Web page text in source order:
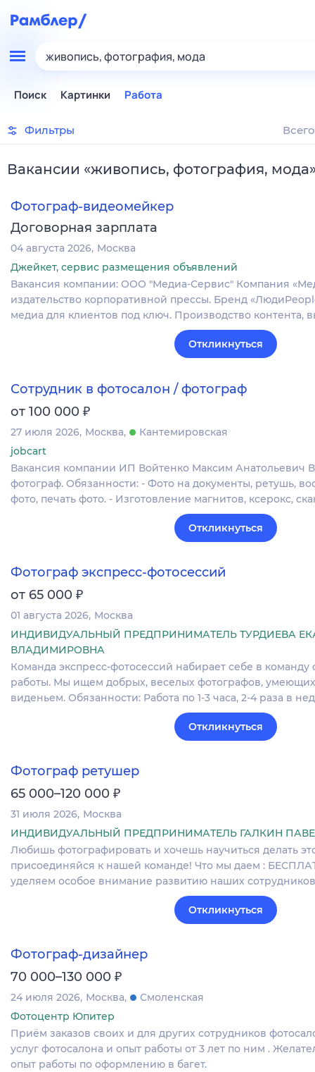
живопись, фотография, мода
Поиск Картинки Работа
Фильтры
Вакансии «живопись, фотография, мода
Фотограф-видеомейкер
Договорная зарплата
04 августа 2026 Москва
Джейкет, сервис размещения объявлений
Вакансия компании: ООО "Медиа-Сервис" Компания
издательство корпоративной прессы. Бренд
медиа для клиентов под ключ. Производство контента,
Откликнуться
Сотрудник в фотосалон / фотограф
от 100 000 ₽
27 июля 2026 Москва
Кантемировская
jobcart
Вакансия компании ИП Войтенко Максим Анатольевич В
фотограф. Обязанности: - Фото на документы, ретушь,
фото, печать фото. - Изготовление магнитов, ксерокс,
Откликнуться
Фотограф экспресс-фотосессий
от 65 000 ₽
01 августа 2026 Москва
ИНДИВИДУАЛЬНЫЙ ПРЕДПРИНИМАТЕЛЬ ТУРДИЕВА
ВЛАДИМИРОВНА
Команда экспресс-фотосессий набирает себе в команду
работы. Мы ищем добрых, веселых фотографов, умеющих
виденьем. Обязанности: Работа по 1-3 часа, 2-4 раза в
Откликнуться
Фотограф ретушер
65 000–120 000 ₽
31 июля 2026 Москва
ИНДИВИДУАЛЬНЫЙ ПРЕДПРИНИМАТЕЛЬ ГАЛКИН
Любишь фотографировать и хочешь научиться делать
присоединяйся к нашей команде! Что мы даем :
уделяем особое внимание развитию наших
Откликнуться
Фотограф-дизайнер
70 000–130 000 ₽
24 июля 2026 Москва
Смоленская
Фотоцентр Юпитер
Приём заказов своих и для других сотрудников
услуг фотосалона и опыт работы от 3 лет по ним .
опыт работы по оформлению в багет.